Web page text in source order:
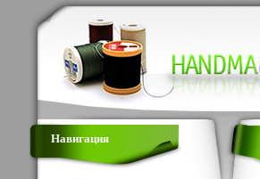
Навигация